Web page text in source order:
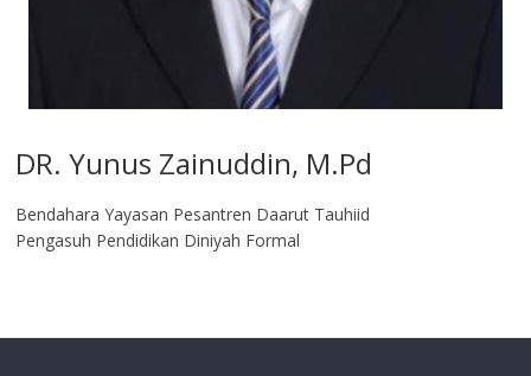
DR. Yunus Zainuddin, M.Pd
Bendahara Yayasan Pesantren Daarut Tauhiid
Pengasuh Pendidikan Diniyah Formal